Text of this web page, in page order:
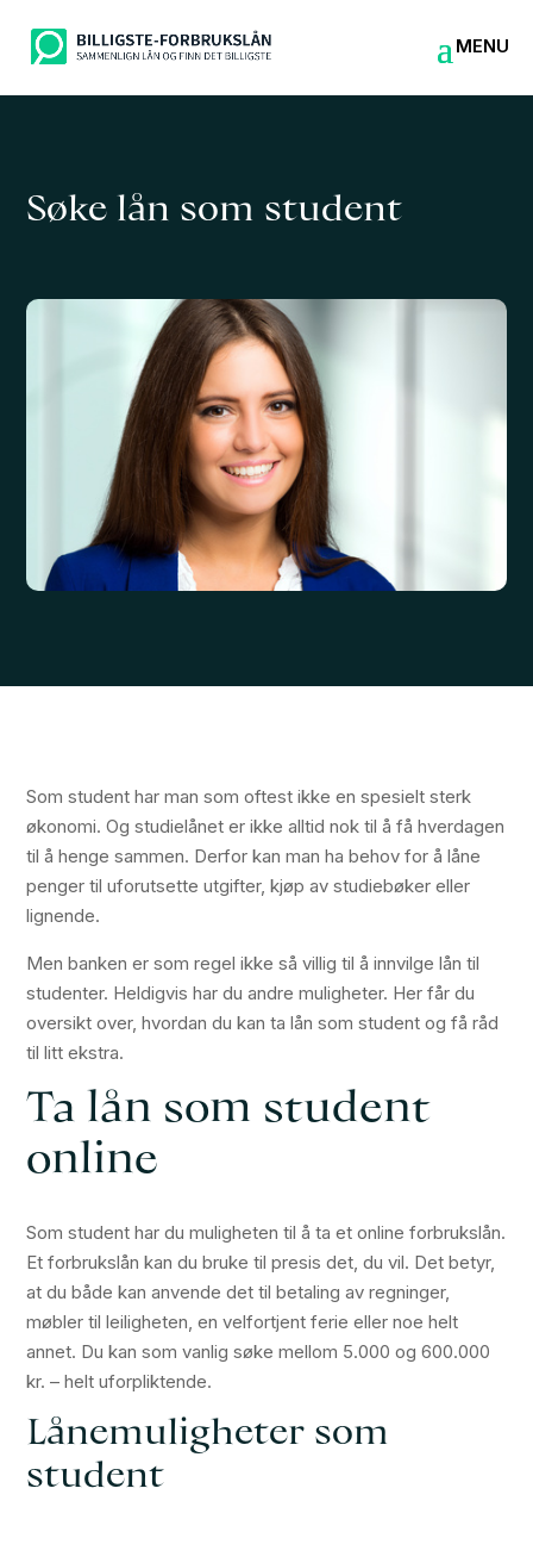
Søke lån som student
Som student har man som oftest ikke en spesielt sterk
økonomi. Og studielånet er ikke alltid nok til å få hverdagen
til å henge sammen. Derfor kan man ha behov for å låne
penger til uforutsette utgifter, kjøp av studiebøker eller
lignende.
Men banken er som regel ikke så villig til å innvilge lån til
studenter. Heldigvis har du andre muligheter. Her får du
oversikt over, hvordan du kan ta lån som student og få råd
til litt ekstra.
Ta lån som student
online
Som student har du muligheten til å ta et online forbrukslån.
Et forbrukslån kan du bruke til presis det, du vil. Det betyr,
at du både kan anvende det til betaling av regninger,
møbler til leiligheten, en velfortjent ferie eller noe helt
annet. Du kan som vanlig søke mellom 5.000 og 600.000
kr. – helt uforpliktende.
Lånemuligheter som
student